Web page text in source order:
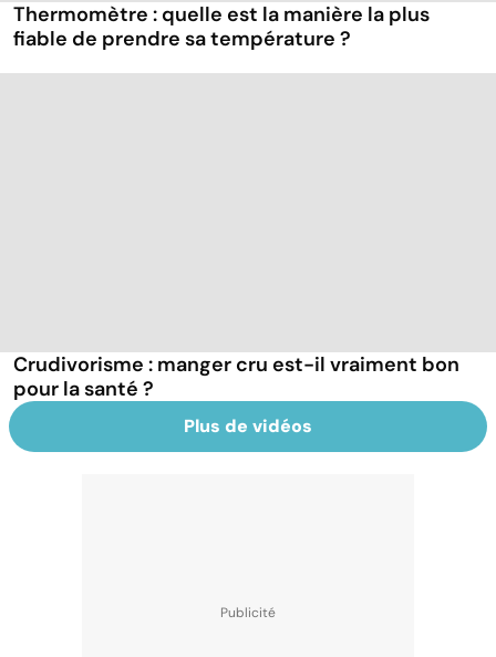
Thermomètre : quelle est la manière la plus
fiable de prendre sa température ?
Crudivorisme : manger cru est-il vraiment bon
pour la santé ?
Plus de vidéos